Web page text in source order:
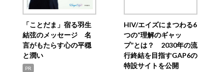
「ことだま」宿る羽生
結弦のメッセージ 名
言がもたらす心の平穏
と潤い
PR
HIV/エイズにまつわる6
つの“理解のギャッ
プ”とは？ 2030年の流
行終結を目指すGAP6の
特設サイトを公開